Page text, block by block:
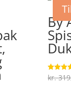
By
Vurderet
4.3
kr.